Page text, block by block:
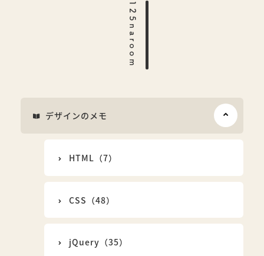
125naroom
デザインのメモ
HTML（7）
CSS（48）
jQuery（35）